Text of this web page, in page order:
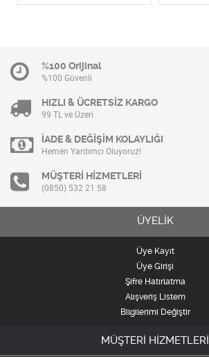
%100 Orijinal
%100 Güvenli
HIZLI & ÜCRETSİZ KARGO
99 TL ve Üzeri
İADE & DEĞİŞİM KOLAYLIĞI
Hemen Yardımcı Oluyoruz!
MÜŞTERİ HİZMETLERİ
(0850) 532 21 58
ÜYELİK
Üye Kayıt
Üye Girişi
Şifre Hatırlatma
Alışveriş Listem
Bilgilerimi Değiştir
MÜŞTERİ HİZMETLERİ